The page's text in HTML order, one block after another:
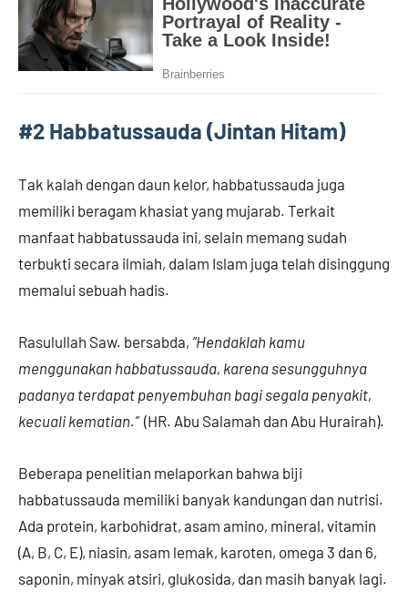
#2 Habbatussauda (Jintan Hitam)
Tak kalah dengan daun kelor, habbatussauda juga
memiliki beragam khasiat yang mujarab. Terkait
manfaat habbatussauda ini, selain memang sudah
terbukti secara ilmiah, dalam Islam juga telah disinggung
memalui sebuah hadis.
Rasulullah Saw. bersabda, “Hendaklah kamu
menggunakan habbatussauda, karena sesungguhnya
padanya terdapat penyembuhan bagi segala penyakit,
kecuali kematian.” (HR. Abu Salamah dan Abu Hurairah).
Beberapa penelitian melaporkan bahwa biji
habbatussauda memiliki banyak kandungan dan nutrisi.
Ada protein, karbohidrat, asam amino, mineral, vitamin
(A, B, C, E), niasin, asam lemak, karoten, omega 3 dan 6,
saponin, minyak atsiri, glukosida, dan masih banyak lagi.